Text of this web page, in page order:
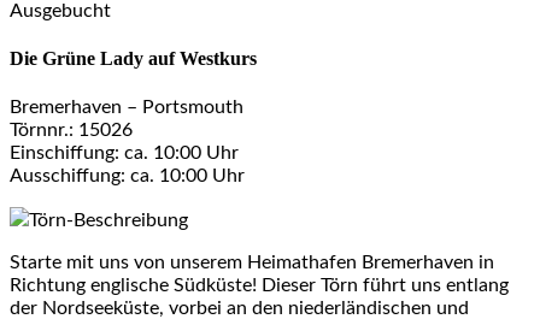
Ausgebucht
Die Grüne Lady auf Westkurs
Bremerhaven – Portsmouth
Törnnr.: 15026
Einschiffung: ca. 10:00 Uhr
Ausschiffung: ca. 10:00 Uhr
Törn-Beschreibung
Starte mit uns von unserem Heimathafen Bremerhaven in
Richtung englische Südküste! Dieser Törn führt uns entlang
der Nordseeküste, vorbei an den niederländischen und